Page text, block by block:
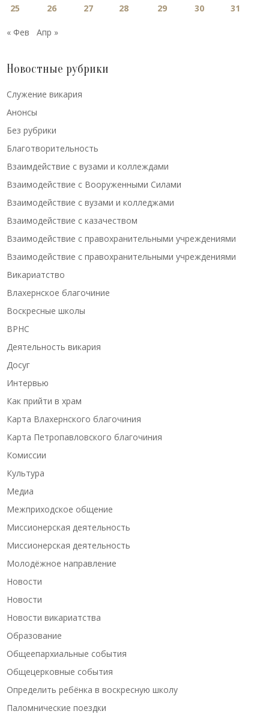
25
26 27 28 29 30 31
« Фев Апр »
Новостные рубрики
Cлужение викария
Анонсы
Без рубрики
Благотворительность
Взаимдействие с вузами и коллеждами
Взаимодействие с Вооруженными Силами
Взаимодействие с вузами и колледжами
Взаимодействие с казачеством
Взаимодействие с правохранительными учреждениями
Взаимодействие с правохранительными учреждениями
Викариатство
Влахернское благочиние
Воскресные школы
ВРНС
Деятельность викария
Досуг
Интервью
Как прийти в храм
Карта Влахернского благочиния
Карта Петропавловского благочиния
Комиссии
Культура
Медиа
Межприходское общение
Миссионерская деятельность
Миссионерская деятельность
Молодёжное направление
Новости
Новости
Новости викариатства
Образование
Общеепархиальные события
Общецерковные события
Определить ребёнка в воскресную школу
Паломнические поездки